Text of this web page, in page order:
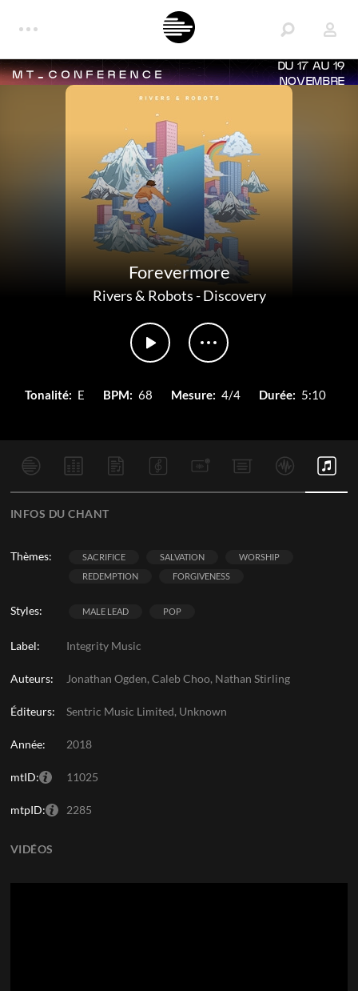
DU 17 AU 19
NOVEMBRE
Forevermore
Rivers & Robots-Discovery
Tonalité: E BPM: 68 Mesure: 4/4 Durée: 5:10
INFOS DU CHANT
Thèmes: SACRIFICE SALVATION
WORSHIP
REDEMPTION
FORGIVENESS
Styles: MALE LEAD POP
Label: Integrity Music
Auteurs: Jonathan Ogden, Caleb Choo, Nathan Stirling
Éditeurs: Sentric Music Limited, Unknown
Année: 2018
mtID: 11025
mtpID: 2285
VIDÉOS